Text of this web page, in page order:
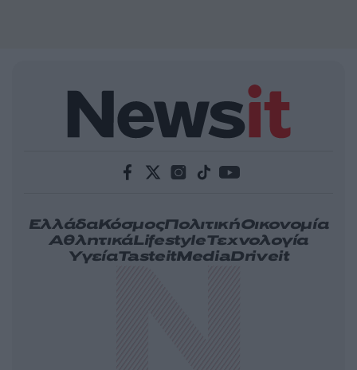
ΕλλάδαΚόσμοςΠολιτικήΟικονομία
ΑθλητικάLifestyleΤεχνολογία
ΥγείαTasteitMediaDriveit